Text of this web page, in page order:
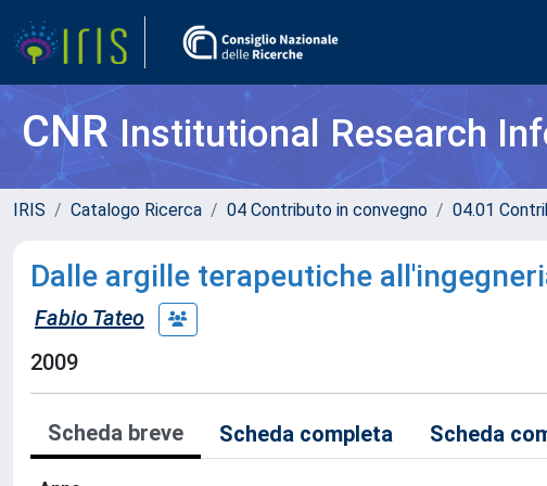
CNRInstitutional Research
IRIS Catalogo Ricerca 04 Contributo in convegno 04.01
Dalle argille terapeutiche
Fabio Tateo
2009
Scheda breve Scheda completa Scheda